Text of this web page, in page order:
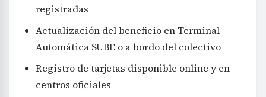
registradas
Actualización del beneficio en Terminal
Automática SUBE o a bordo del colectivo
Registro de tarjetas disponible online y en
centros oficiales